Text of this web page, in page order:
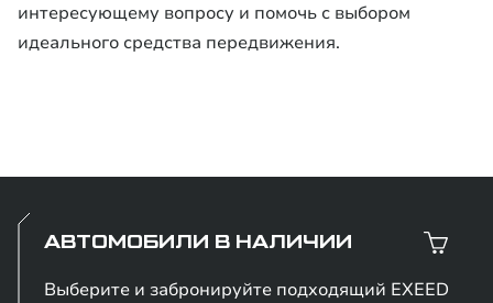
интересующему вопросу и помочь с выбором
идеального средства передвижения.
АВТОМОБИЛИ В НАЛИЧИИ
Выберите и забронируйте подходящий EXEED